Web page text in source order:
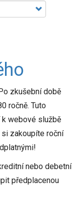
zkušební době
ročně. Tuto
webové službě
si zakoupíte roční
nebo debetní
předplacenou